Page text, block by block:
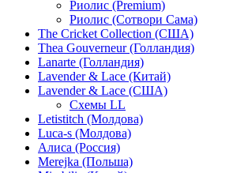
Риолис (Premium)
Риолис (Сотвори Сама)
The Cricket Collection (США)
Thea Gouverneur (Голландия)
Lanarte (Голландия)
Lavender & Lace (Китай)
Lavender & Lace (США)
Схемы LL
Letistitch (Молдова)
Luca-s (Молдова)
Алиса (Россия)
Merejka (Польша)